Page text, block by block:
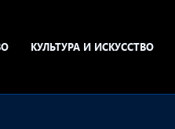
КУЛЬТУРА И ИСКУССТВО